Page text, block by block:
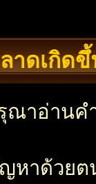
ดเกิดขึ้
าอ่านค
หาด้วย